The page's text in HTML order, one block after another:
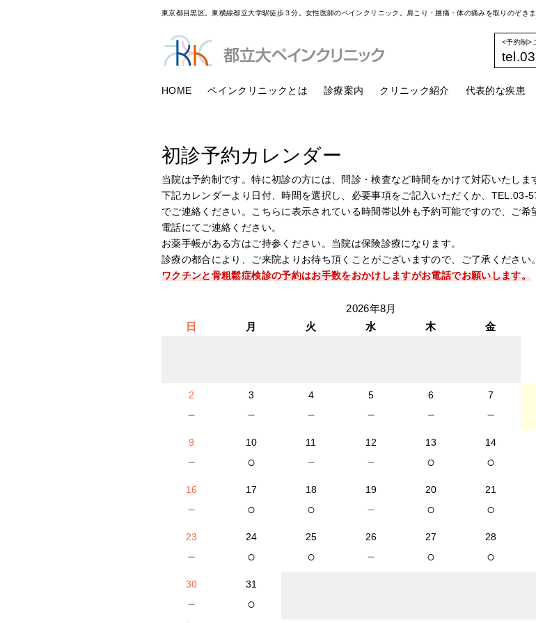
東京都目黒区。東横線都立大学駅徒歩３分。女性医師のペインクリニック。肩こり・腰痛・体の痛みを取りのぞきま
<予約制>
HOME ペインクリニックとは 診療案内 クリニック紹介 代表的な疾患
初診予約カレンダー
当院は予約制です。特に初診の方には、問診・検査など時間をかけて対応いたしま
下記カレンダーより日付、時間を選択し、必要事項をご記入いただくか、TEL.03-
でご連絡ください。こちらに表示されている時間帯以外も予約可能ですので、ご希
電話にてご連絡ください。
お薬手帳がある方はご持参ください。当院は保険診療になります。
診療の都合により、ご来院よりお待ち頂くことがございますので、ご了承ください。
ワクチンと骨粗鬆症検診の予約はお手数をおかけしますがお電話でお願いします。
2026年8月
日
月 火 水 木 金
2
－
3
－
4
－
5
－
6
－
7
－
9
－
10
○
11
－
12
－
13
○
14
○
16
－
17
○
18
○
19
－
20
○
21
○
23
－
24
○
25
○
26
－
27
○
28
○
30
－
31
○